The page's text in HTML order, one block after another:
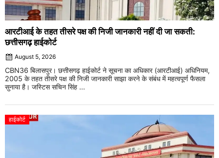
आरटीआई के तहत तीसरे पक्ष की निजी जानकारी नहीं दी जा सकती:
छत्तीसगढ़ हाईकोर्ट
August 5, 2026
CBN36 बिलासपुर। छत्तीसगढ़ हाईकोर्ट ने सूचना का अधिकार (आरटीआई) अधिनियम,
2005 के तहत तीसरे पक्ष की निजी जानकारी साझा करने के संबंध में महत्वपूर्ण फैसला
सुनाया है। जस्टिस सचिन सिंह ...
हाईकोर्ट